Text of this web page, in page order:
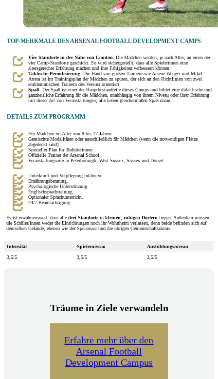
TOP-MERKMALE DES ARSENAL FOOTBALL DEVELOPMENT CAMPS
Vier Standorte in der Nähe von London: Die Mädchen werden, je nach Alter, an einen der
vier Camp-Standorte geschickt. So wird sichergestellt, dass alle Spielerinnen eine
altersgerechte Erfahrung machen und ihre Fähigkeiten verbessern können.
Taktische Periodisierung: Die Hand von großen Trainern wie Arsene Wenger und Mikel
Arteta ist im Trainingsplan der Mädchen zu spüren, der sich an den Richtlinien von zwei
emblematischen Trainern des Vereins orientiert.
Spaß: Der Spaß ist einer der Hauptbestandteile dieses Camps und bildet eine didaktische und
ganzheitliche Erfahrung für die Mädchen, unabhängig von ihrem Niveau oder ihrer Erfahrung
mit dieser Art von Veranstaltungen; alle haben gleichermaßen Spaß daran.
DETAILS ZUM PROGRAMM
Für Mädchen im Alter von 9 bis 17 Jahren.
Gemischte Modalitäten oder ausschließlich für Mädchen (wenn die notwendigen Plätze
abgedeckt sind).
Spezieller Plan für Torhüterinnen.
Offizielle Trainer der Arsenal School.
Veranstaltungsorte in Peterborough, West Sussex, Sussex und Dorset.
Unterkunft und Verpflegung inklusive.
Ernährungsberatung.
Psychologische Unterstützung.
Englischsprachtraining.
Optionaler Sprachunterricht.
24/7-Beaufsichtigung.
Es ist erwähnenswert, dass alle drei Standortein kleinen ruhigen Dörfern liegen. Außerdem müssen
die Schüler/innen weder die Einrichtungen noch ihr Wohnheim verlassen, denn beide befinden sich auf
demselben Gelände, ebenso wie der Speisesaal und die übrigen Gemeinschaftsräume.
Intensität Spielerniveau
Ausbildungsniveau
3,5/5
3,5/5 3,5/5
Träume in Ziele verwandeln
Erfahre mehr über den
Arsenal Football
Development Campus